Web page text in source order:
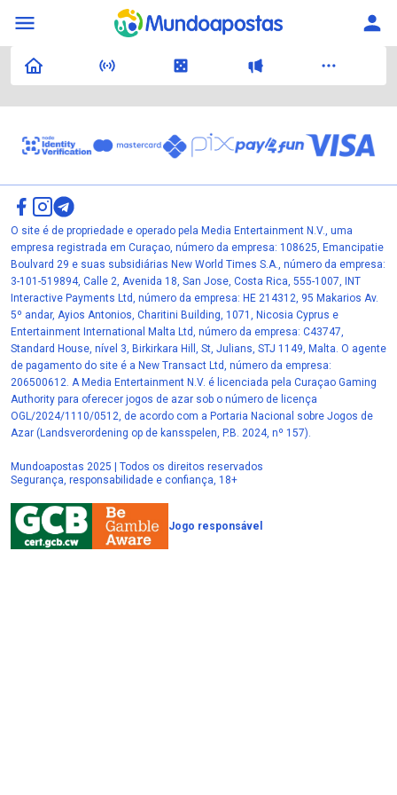
O site é de propriedade e operado pela Media Entertainment N.V., uma
empresa registrada em Curaçao, número da empresa: 108625, Emancipatie
Boulvard 29 e suas subsidiárias New World Times S.A., número da empresa:
3-101-519894, Calle 2, Avenida 18, San Jose, Costa Rica, 555-1007, INT
Interactive Payments Ltd, número da empresa: HE 214312, 95 Makarios Av.
5º andar, Ayios Antonios, Charitini Building, 1071, Nicosia Cyprus e
Entertainment International Malta Ltd, número da empresa: C43747,
Standard House, nível 3, Birkirkara Hill, St, Julians, STJ 1149, Malta. O agente
de pagamento do site é a New Transact Ltd, número da empresa:
206500612. A Media Entertainment N.V. é licenciada pela Curaçao Gaming
Authority para oferecer jogos de azar sob o número de licença
OGL/2024/1110/0512, de acordo com a Portaria Nacional sobre Jogos de
Azar (Landsverordening op de kansspelen, P.B. 2024, nº 157).
Mundoapostas 2025 | Todos os direitos reservados
Segurança, responsabilidade e confiança, 18+
Jogo responsável